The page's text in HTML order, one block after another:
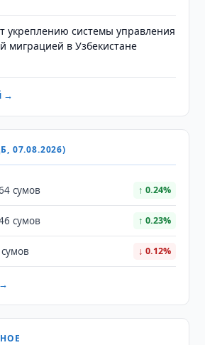
укреплению системы управления
миграцией в Узбекистане
→
07.08.2026)
сумов ↑ 0.24%
сумов ↑ 0.23%
↓ 0.12%